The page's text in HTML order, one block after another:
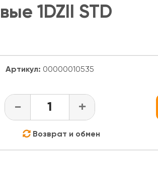
1DZII STD
Артикул: 00000010535
- +
Возврат и обмен